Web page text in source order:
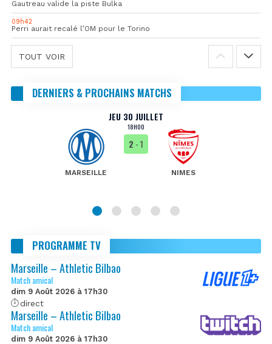
Gautreau valide la piste Bulka
09h42
Perri aurait recalé l’OM pour le Torino
TOUT VOIR
DERNIERS & PROCHAINS MATCHS
JEU 30 JUILLET
18H00
MARSEILLE
2 - 1
NIMES
PROGRAMME TV
Marseille – Athletic Bilbao
Match amical
dim 9 Août 2026 à 17h30
direct
Marseille – Athletic Bilbao
Match amical
dim 9 Août 2026 à 17h30